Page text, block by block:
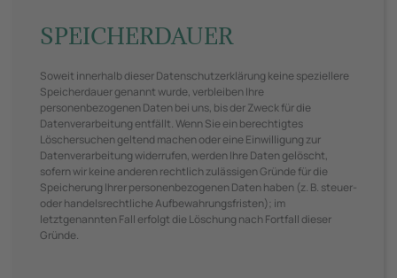
SPEICHERDAUER
Soweit innerhalb dieser Datenschutzerklärung keine speziellere
Speicherdauer genannt wurde, verbleiben Ihre
personenbezogenen Daten bei uns, bis der Zweck für die
Datenverarbeitung entfällt. Wenn Sie ein berechtigtes
Löschersuchen geltend machen oder eine Einwilligung zur
Datenverarbeitung widerrufen, werden Ihre Daten gelöscht,
sofern wir keine anderen rechtlich zulässigen Gründe für die
Speicherung Ihrer personenbezogenen Daten haben (z. B. steuer-
oder handelsrechtliche Aufbewahrungsfristen); im
letztgenannten Fall erfolgt die Löschung nach Fortfall dieser
Gründe.